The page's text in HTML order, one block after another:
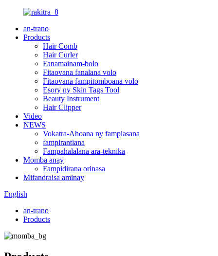
an-trano
Products
Hair Comb
Hair Curler
Fanamainam-bolo
Fitaovana fanalana volo
Fitaovana fampitomboana volo
Esory ny Skin Tags Tool
Beauty Instrument
Hair Clipper
Video
NEWS
Vokatra-Ahoana ny fampiasana
fampirantiana
Fampahalalana ara-teknika
Momba anay
Fampidirana orinasa
Mifandraisa aminay
English
an-trano
Products